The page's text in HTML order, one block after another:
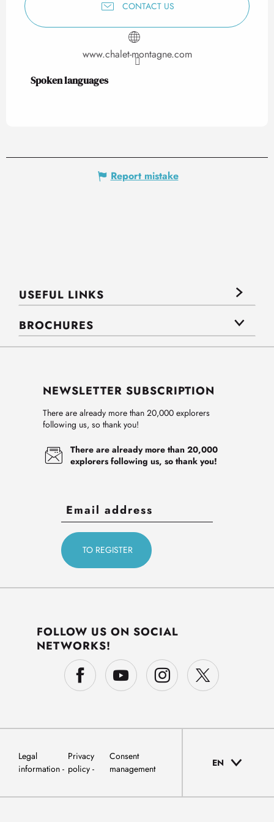
CONTACT US
www.chalet-montagne.com
Spoken languages
Spoken languages
Report mistake
USEFUL LINKS
BROCHURES
NEWSLETTER SUBSCRIPTION
There are already more than 20,000 explorers
following us, so thank you!
There are already more than 20,000
explorers following us, so thank you!
FOLLOW US ON SOCIAL
NETWORKS!
Legal
information
Privacy
policy
Consent
management
EN